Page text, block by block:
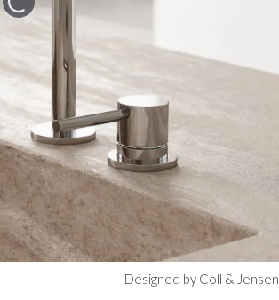
Designed by Coll & Jensen